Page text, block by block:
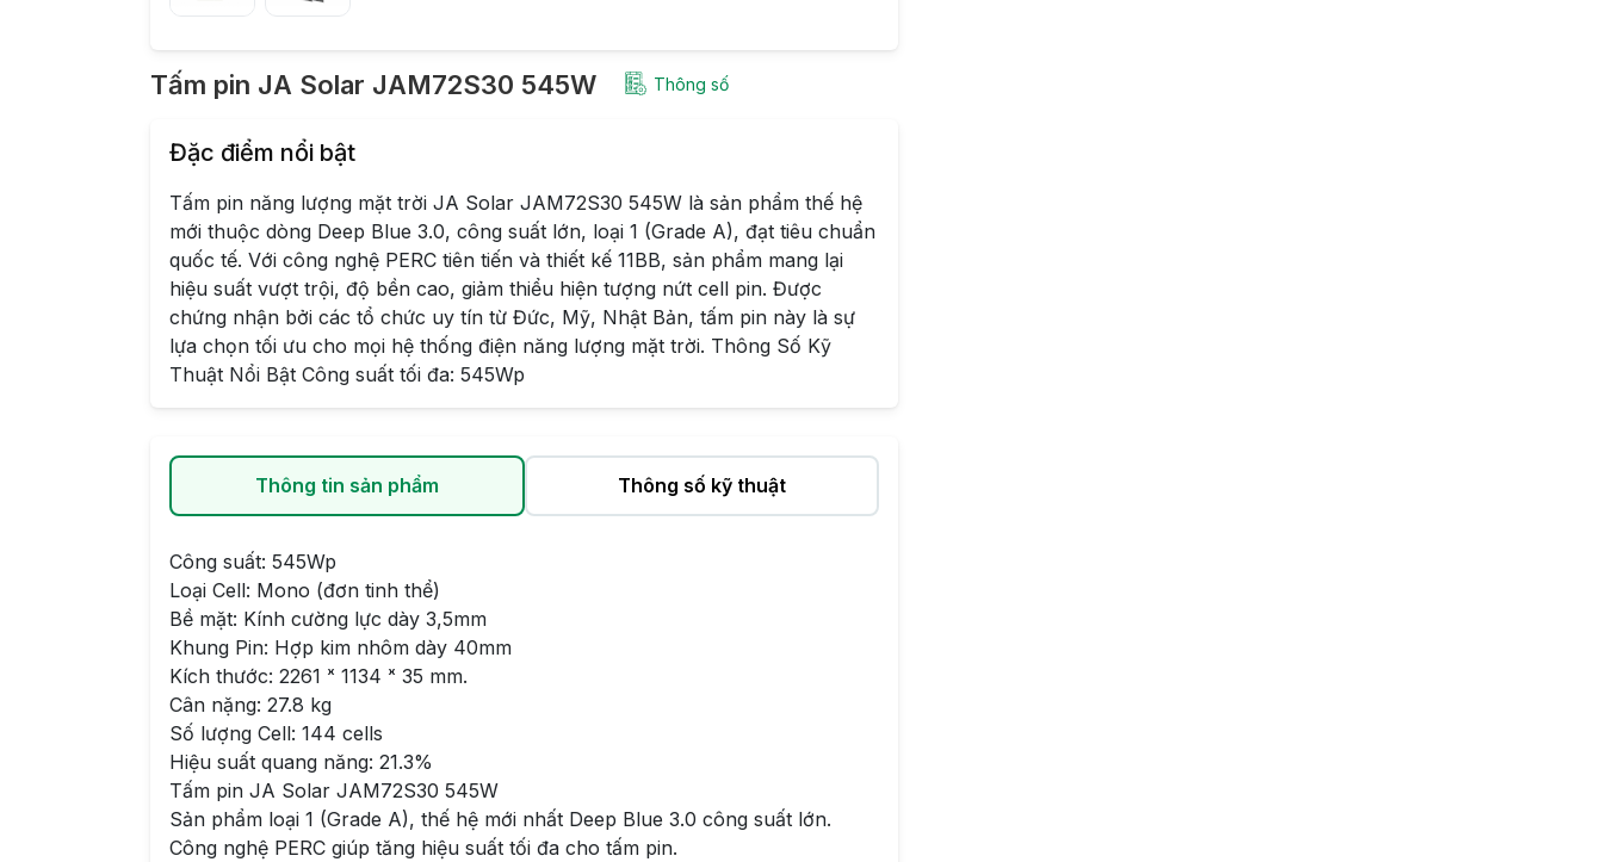
Tấm pin JA Solar JAM72S30 545W Thông số
Đặc điểm nổi bật
Tấm pin năng lượng mặt trời JA Solar JAM72S30 545W là sản phẩm thế hệ
mới thuộc dòng Deep Blue 3.0, công suất lớn, loại 1 (Grade A), đạt tiêu chuẩn
quốc tế. Với công nghệ PERC tiên tiến và thiết kế 11BB, sản phẩm mang lại
hiệu suất vượt trội, độ bền cao, giảm thiểu hiện tượng nứt cell pin. Được
chứng nhận bởi các tổ chức uy tín từ Đức, Mỹ, Nhật Bản, tấm pin này là sự
lựa chọn tối ưu cho mọi hệ thống điện năng lượng mặt trời. Thông Số Kỹ
Thuật Nổi Bật Công suất tối đa: 545Wp
Thông tin sản phẩm Thông số kỹ thuật
Công suất: 545Wp
Loại Cell: Mono (đơn tinh thể)
Bề mặt: Kính cường lực dày 3,5mm
Khung Pin: Hợp kim nhôm dày 40mm
Kích thước: 2261 ˣ 1134 ˣ 35 mm.
Cân nặng: 27.8 kg
Số lượng Cell: 144 cells
Hiệu suất quang năng: 21.3%
Tấm pin JA Solar JAM72S30 545W
Sản phẩm loại 1 (Grade A), thế hệ mới nhất Deep Blue 3.0 công suất lớn.
Công nghệ PERC giúp tăng hiệu suất tối đa cho tấm pin.